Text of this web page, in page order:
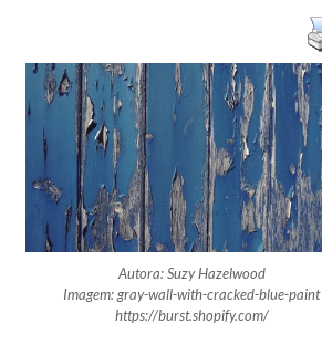
Autora: Suzy Hazelwood
Imagem: gray-wall-with-cracked-blue-paint
https://burst.shopify.com/